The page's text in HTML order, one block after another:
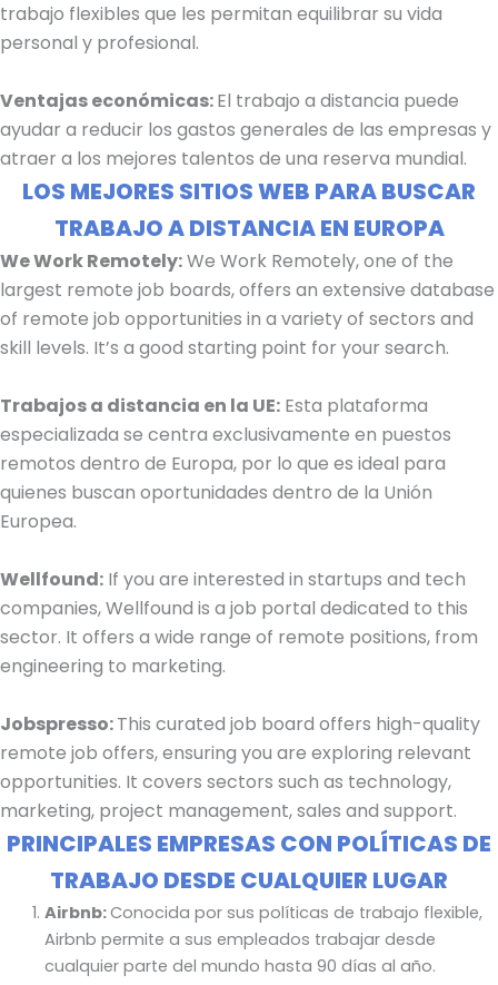
trabajo flexibles que les permitan equilibrar su vida
personal y profesional.
Ventajas económicas:El trabajo a distancia puede
ayudar a reducir los gastos generales de las empresas y
atraer a los mejores talentos de una reserva mundial.
LOS MEJORES SITIOS WEB PARA BUSCAR
TRABAJO A DISTANCIA EN EUROPA
We Work Remotely:We Work Remotely, one of the
largest remote job boards, offers an extensive database
of remote job opportunities in a variety of sectors and
skill levels. It’s a good starting point for your search.
Trabajos a distancia en la UE: Esta plataforma
especializada se centra exclusivamente en puestos
remotos dentro de Europa, por lo que es ideal para
quienes buscan oportunidades dentro de la Unión
Europea.
Wellfound: If you are interested in startups and tech
companies, Wellfound is a job portal dedicated to this
sector. It offers a wide range of remote positions, from
engineering to marketing.
Jobspresso:This curated job board offers high-quality
remote job offers, ensuring you are exploring relevant
opportunities. It covers sectors such as technology,
marketing, project management, sales and support.
PRINCIPALES EMPRESAS CON POLÍTICAS DE
TRABAJO DESDE CUALQUIER LUGAR
Airbnb:Conocida por sus políticas de trabajo flexible,
Airbnb permite a sus empleados trabajar desde
cualquier parte del mundo hasta 90 días al año.